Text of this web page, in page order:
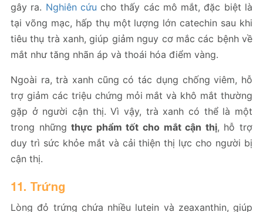
gây ra. Nghiên cứu cho thấy các mô mắt, đặc biệt là
tại võng mạc, hấp thụ một lượng lớn catechin sau khi
tiêu thụ trà xanh, giúp giảm nguy cơ mắc các bệnh về
mắt như tăng nhãn áp và thoái hóa điểm vàng.
Ngoài ra, trà xanh cũng có tác dụng chống viêm, hỗ
trợ giảm các triệu chứng mỏi mắt và khô mắt thường
gặp ở người cận thị. Vì vậy, trà xanh có thể là một
trong nhữngthực phẩm tốt cho mắt cận thị, hỗ trợ
duy trì sức khỏe mắt và cải thiện thị lực cho người bị
cận thị.
11. Trứng
Lòng đỏ trứng chứa nhiều lutein và zeaxanthin, giúp